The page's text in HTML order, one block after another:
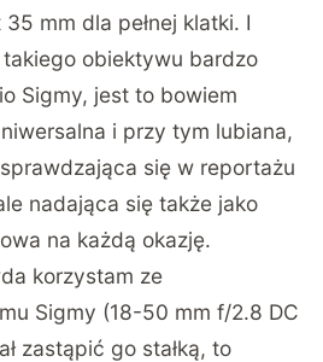
mm dla pełnej klatki. I
obiektywu bardzo
Sigmy, jest to bowiem
i przy tym lubiana,
się w reportażu
nadająca się także jako
na każdą okazję.
korzystam ze
Sigmy (18-50 mm f/2.8 DC
zastąpić go stałką, to